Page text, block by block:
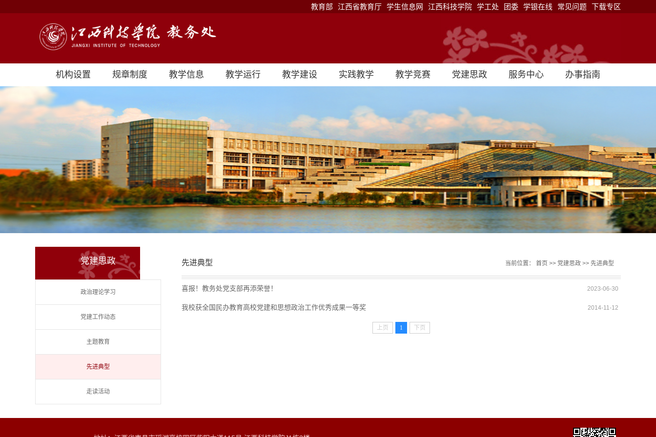
教育部 江西省教育厅 学生信息网 江西科技学院 学工处 团委 学银在线 常见问题 下载专区
机构设置 规章制度 教学信息 教学运行 教学建设 实践教学 教学竞赛 党建思政 服务中心 办事指南
党建思政
政治理论学习
党建工作动态
主题教育
先进典型
走读活动
先进典型 当前位置： 首页 >> 党建思政 >> 先进典型
喜报！教务处党支部再添荣誉！ 2023-06-30
我校获全国民办教育高校党建和思想政治工作优秀成果一等奖 2014-11-12
上页 1 下页